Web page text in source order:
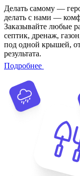
Делать самому —
делать с нами —
Заказывайте любые
септик, дренаж,
под одной крышей,
результата.
Подробнее